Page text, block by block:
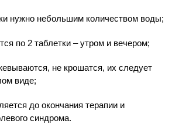
нужно небольшим количеством воды;
по 2 таблетки – утром и вечером;
не крошатся, их следует
виде;
до окончания терапии и
синдрома.